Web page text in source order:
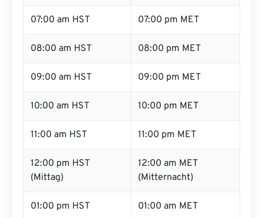
07:00 am HST 07:00 pm MET
08:00 am HST 08:00 pm MET
09:00 am HST 09:00 pm MET
10:00 am HST 10:00 pm MET
11:00 am HST 11:00 pm MET
12:00 pm HST
(Mittag)
12:00 am MET
(Mitternacht)
01:00 pm HST 01:00 am MET